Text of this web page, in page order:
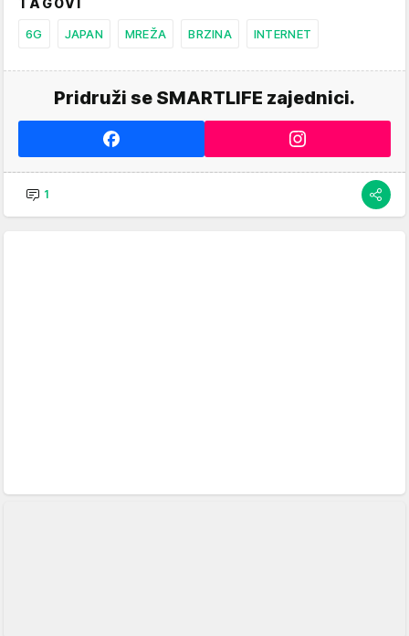
6G JAPAN MREŽA BRZINA INTERNET
Pridruži se SMARTLIFE zajednici.
1